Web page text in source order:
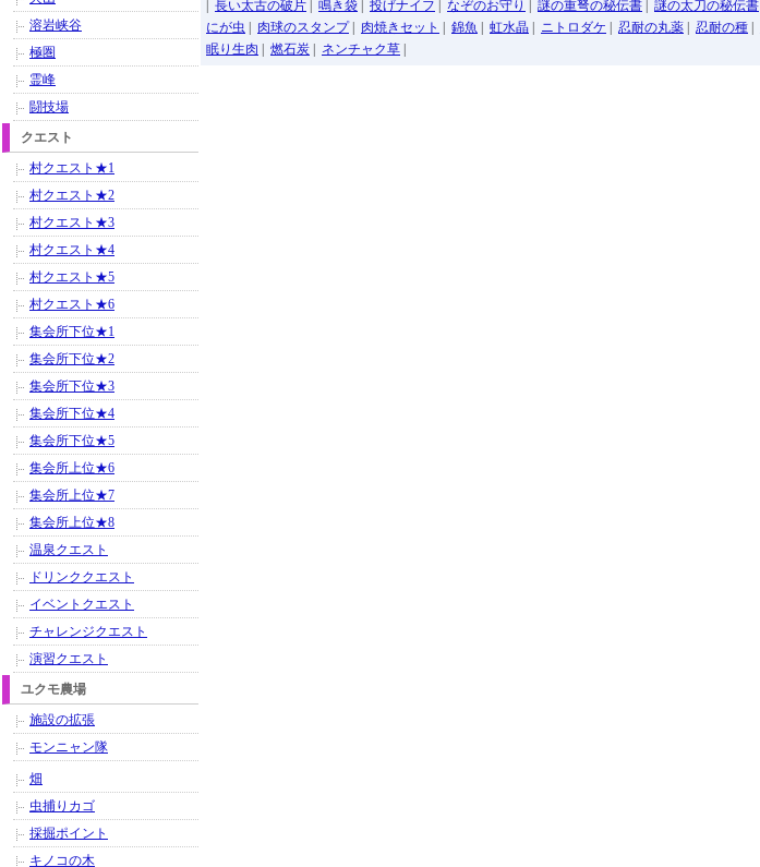
長い太古の破片 鳴き袋 投げナイフ なぞのお守り 謎の重弩の秘伝書 謎の太刀の秘伝書
にが虫
肉球のスタンプ| 肉焼きセット 錦魚 虹水晶 ニトロダケ 忍耐の丸薬 忍耐の種
眠り生肉
燃石炭 ネンチャク草
溶岩峡谷
極圏
霊峰
闘技場
クエスト
村クエスト★1
村クエスト★2
村クエスト★3
村クエスト★4
村クエスト★5
村クエスト★6
集会所下位★1
集会所下位★2
集会所下位★3
集会所下位★4
集会所下位★5
集会所上位★6
集会所上位★7
集会所上位★8
温泉クエスト
ドリンククエスト
イベントクエスト
チャレンジクエスト
演習クエスト
ユクモ農場
施設の拡張
モンニャン隊
畑
虫捕りカゴ
採掘ポイント
キノコの木